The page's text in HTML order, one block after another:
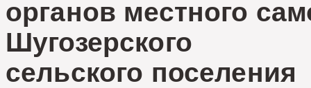
органов местного
Шугозерского
сельского поселения